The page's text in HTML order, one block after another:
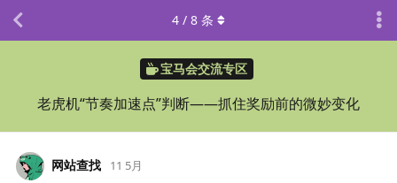
宝马会交流专区
老虎机“节奏加速点”判断——抓住奖励前的微妙变化
4 / 8 条
网站查找 11 5月